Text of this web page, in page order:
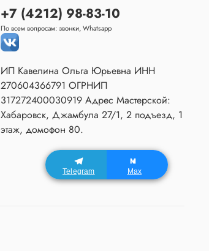
+7 (4212) 98-83-10
По всем вопросам: звонки, Whatsapp
ИП Кавелина Ольга Юрьевна ИНН
270604366791 ОГРНИП
317272400030919 Адрес Мастерской:
Хабаровск, Джамбула 27/1, 2 подъезд, 1
этаж, домофон 80.
Telegram Max